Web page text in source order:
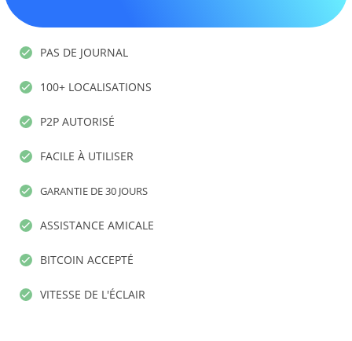
PAS DE JOURNAL
100+ LOCALISATIONS
P2P AUTORISÉ
FACILE À UTILISER
GARANTIE DE 30 JOURS
ASSISTANCE AMICALE
BITCOIN ACCEPTÉ
VITESSE DE L'ÉCLAIR